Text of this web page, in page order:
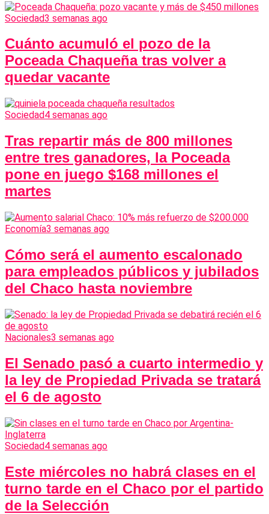
Sociedad3 semanas ago
Cuánto acumuló el pozo de la
Poceada Chaqueña tras volver a
quedar vacante
Sociedad4 semanas ago
Tras repartir más de 800 millones
entre tres ganadores, la Poceada
pone en juego $168 millones el
martes
Economía3 semanas ago
Cómo será el aumento escalonado
para empleados públicos y jubilados
del Chaco hasta noviembre
Nacionales3 semanas ago
El Senado pasó a cuarto intermedio y
la ley de Propiedad Privada se tratará
el 6 de agosto
Sociedad4 semanas ago
Este miércoles no habrá clases en el
turno tarde en el Chaco por el partido
de la Selección